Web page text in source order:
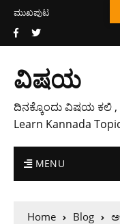
ಮುಖಪುಟ
ವಿಷಯ
ದಿನಕ್ಕೊಂದು ವಿಷಯ ಕಲಿ
Learn Kannada
MENU
Home Blog